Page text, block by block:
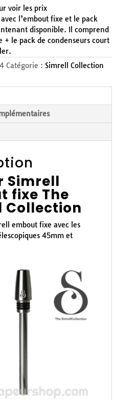
voir les prix
l’embout fixe et le pack
disponible. Il comprend
+ le pack de condenseurs court
Catégorie : Simrell Collection
Simrell
fixe The
Collection
embout fixe avec les
45mm et